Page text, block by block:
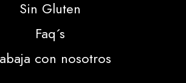
Sin Gluten
Faq´s
con nosotros